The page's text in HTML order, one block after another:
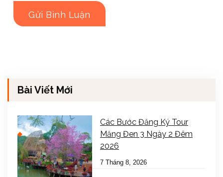
Bài Viết Mới
Các Bước Đăng Ký Tour
Măng Đen 3 Ngày 2 Đêm
2026
7 Tháng 8, 2026